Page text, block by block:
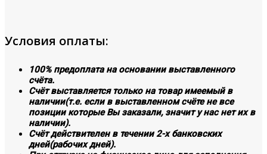
Условия оплаты:
100% предоплата на основании выставленного
счёта.
Счёт выставляется только на товар имеемый в
наличии(т.е. если в выставленном счёте не все
позиции которые Вы заказали, значит у нас нет их в
наличии).
Счёт действителен в течении 2-х банковских
дней(рабочих дней).